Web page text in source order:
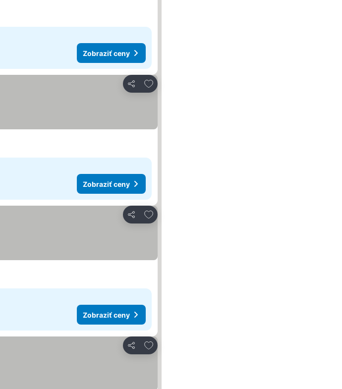
Zobraziť ceny
Zdieľať
Pridať do obľúbených
Zobraziť ceny
Zdieľať
Pridať do obľúbených
Zobraziť ceny
Zdieľať
Pridať do obľúbených